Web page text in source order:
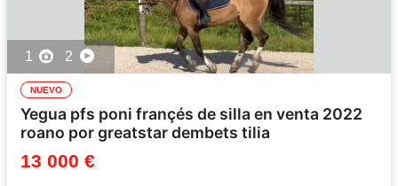
1 2
NUEVO
Yegua pfs poni françés de silla en venta 2022
roano por greatstar dembets tilia
13 000 €